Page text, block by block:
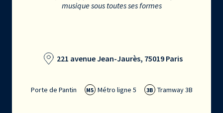
musique sous toutes ses formes
221 avenue Jean-Jaurès, 75019 Paris
Porte de Pantin M5 Métro ligne 5 3B Tramway 3B